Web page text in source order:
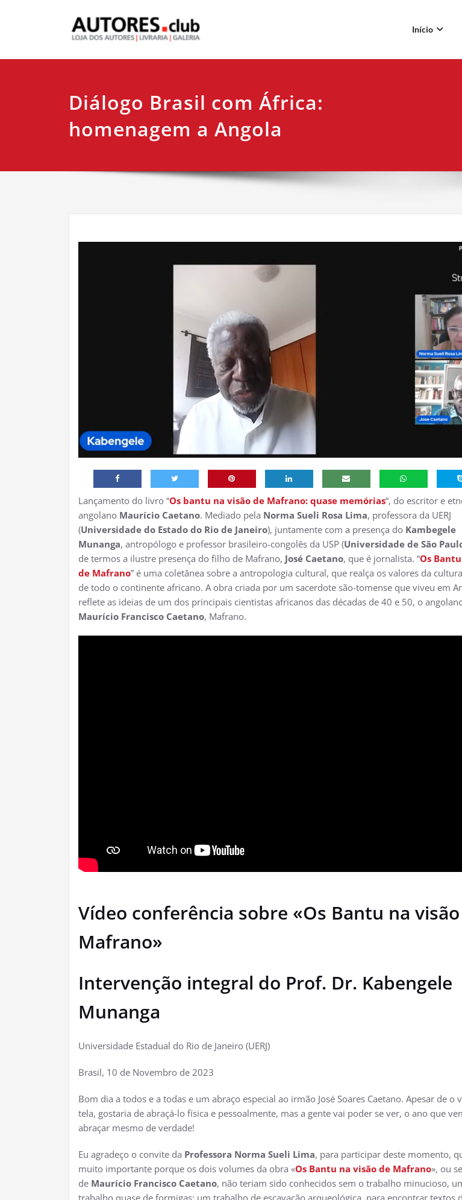
Início
Diálogo Brasil com África:
homenagem a Angola
Lançamento do livro “Os bantu na visão de Mafrano: quase memórias“, do escritor e
angolano Maurício Caetano. Mediado pela Norma Sueli Rosa Lima, professora da UERJ
(Universidade do Estado do Rio de Janeiro), juntamente com a presença do Kambegele
Munanga, antropólogo e professor brasileiro-congolês da USP (Universidade de São
de termos a ilustre presença do filho de Mafrano, José Caetano, que é jornalista. “Os
de Mafrano” é uma coletânea sobre a antropologia cultural, que realça os valores da
de todo o continente africano. A obra criada por um sacerdote são-tomense que viveu em
reflete as ideias de um dos principais cientistas africanos das décadas de 40 e 50, o
Maurício Francisco Caetano, Mafrano.
Vídeo conferência sobre «Os Bantu na
Mafrano»
Intervenção integral do Prof. Dr. Kabengele
Munanga
Universidade Estadual do Rio de Janeiro (UERJ)
Brasil, 10 de Novembro de 2023
Bom dia a todos e a todas e um abraço especial ao irmão José Soares Caetano. Apesar de o
tela, gostaria de abraçá-lo física e pessoalmente, mas a gente vai poder se ver, o ano que
abraçar mesmo de verdade!
Eu agradeço o convite da Professora Norma Sueli Lima, para participar deste momento,
muito importante porque os dois volumes da obra «Os Bantu na visão de Mafrano», ou
de Maurício Francisco Caetano, não teriam sido conhecidos sem o trabalho minucioso,